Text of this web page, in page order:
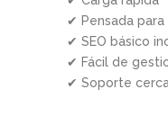
✔ Pensada
✔ SEO básico
✔ Fácil de
✔ Soporte